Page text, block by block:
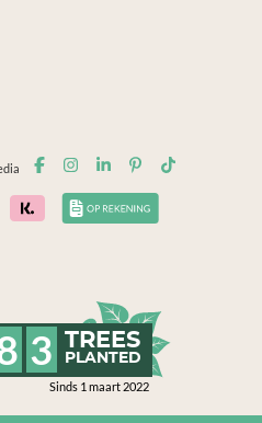
3 TREES
PLANTED
Sinds 1 maart 2022